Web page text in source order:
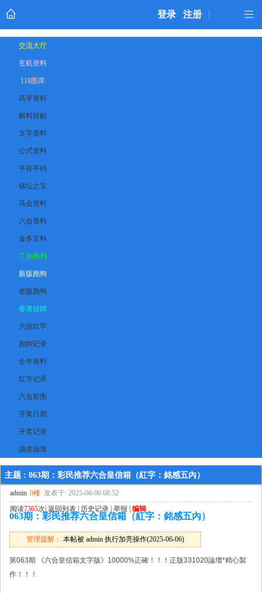
登录 注册
交流大厅
玄机资料
118图库
高手资料
解料转帖
文字资料
公式资料
平肖平码
镇坛之宝
马会资料
六合资料
金多宝料
了知系列
新版跑狗
老版跑狗
香港挂牌
六信红字
跑狗记录
全年资料
红字记录
六合彩图
开奖日期
开奖记录
讀者論壇
主题 : 063期：彩民推荐六合皇信箱（紅字：銘感五內）
0楼
admin
发表于: 2025-06-06 08:52
阅读7365次| 返回列表 历史记录 举报 编辑
063期：彩民推荐六合皇信箱（紅字：銘感五內）
管理提醒： 本帖被 admin 执行加亮操作(2025-06-06)
第063期 《六合皇信箱文字版》10000%正確！！！正版331020論壇*精心製
作！！！